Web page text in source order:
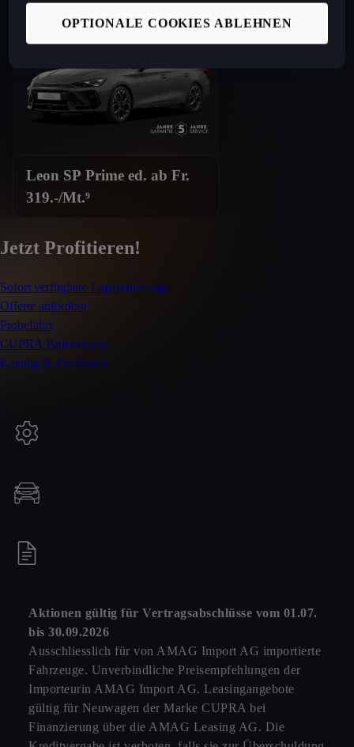
Leon SP Prime ed. ab Fr.
319.-/Mt.⁹
Jetzt Profitieren!
Sofort verfügbare Lagerfahrzeuge
Offerte anfordern
Probefahrt
CUPRA Partnersuche
Katalog & Preislisten
Aktionen gültig für Vertragsabschlüsse vom 01.07.
bis 30.09.2026
Ausschliesslich für von AMAG Import AG importierte
Fahrzeuge. Unverbindliche Preisempfehlungen der
Importeurin AMAG Import AG. Leasingangebote
gültig für Neuwagen der Marke CUPRA bei
Finanzierung über die AMAG Leasing AG. Die
OPTIONALE COOKIES ABLEHNEN